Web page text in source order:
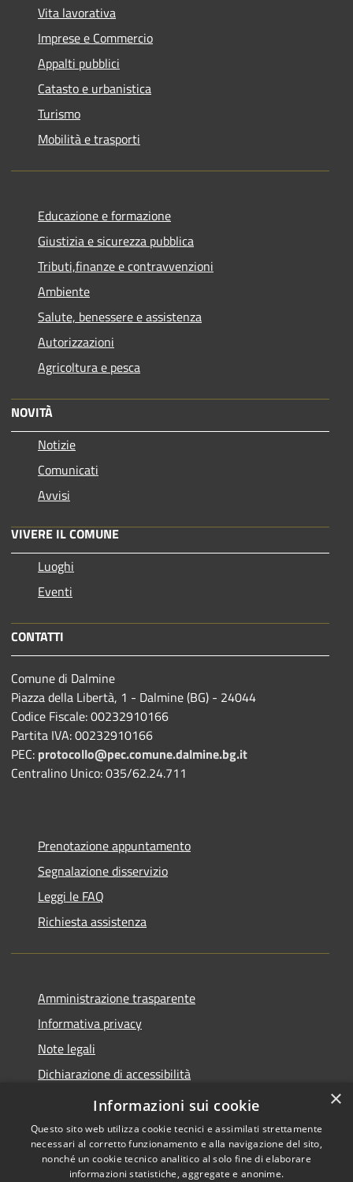
Vita lavorativa
Imprese e Commercio
Appalti pubblici
Catasto e urbanistica
Turismo
Mobilità e trasporti
Educazione e formazione
Giustizia e sicurezza pubblica
Tributi,finanze e contravvenzioni
Ambiente
Salute, benessere e assistenza
Autorizzazioni
Agricoltura e pesca
NOVITÀ
Notizie
Comunicati
Avvisi
VIVERE IL COMUNE
Luoghi
Eventi
CONTATTI
Comune di Dalmine
Piazza della Libertà, 1 - Dalmine (BG) - 24044
Codice Fiscale: 00232910166
Partita IVA: 00232910166
PEC: protocollo@pec.comune.dalmine.bg.it
Centralino Unico: 035/62.24.711
Prenotazione appuntamento
Segnalazione disservizio
Leggi le FAQ
Richiesta assistenza
Amministrazione trasparente
Informativa privacy
Note legali
Dichiarazione di accessibilità
Piano di miglioramento del sito
Copyright © 2026 • Comune di
×
Informazioni sui cookie
Questo sito web utilizza cookie tecnici e assimilati strettamente
necessari al corretto funzionamento e alla navigazione del sito,
nonché un cookie tecnico analitico al solo fine di elaborare
informazioni statistiche, aggregate e anonime.